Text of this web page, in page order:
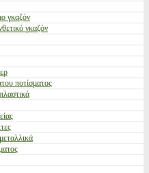
γκαζόν
γκαζόν
ποτίσματος